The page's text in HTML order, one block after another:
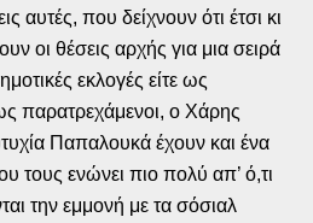
αυτές, που δείχνουν ότι έτσι κι
οι θέσεις αρχής για μια σειρά
εκλογές είτε ως
παρατρεχάμενοι, ο Χάρης
Παπαλουκά έχουν και ένα
τους ενώνει πιο πολύ απ’ ό,τι
την εμμονή με τα σόσιαλ